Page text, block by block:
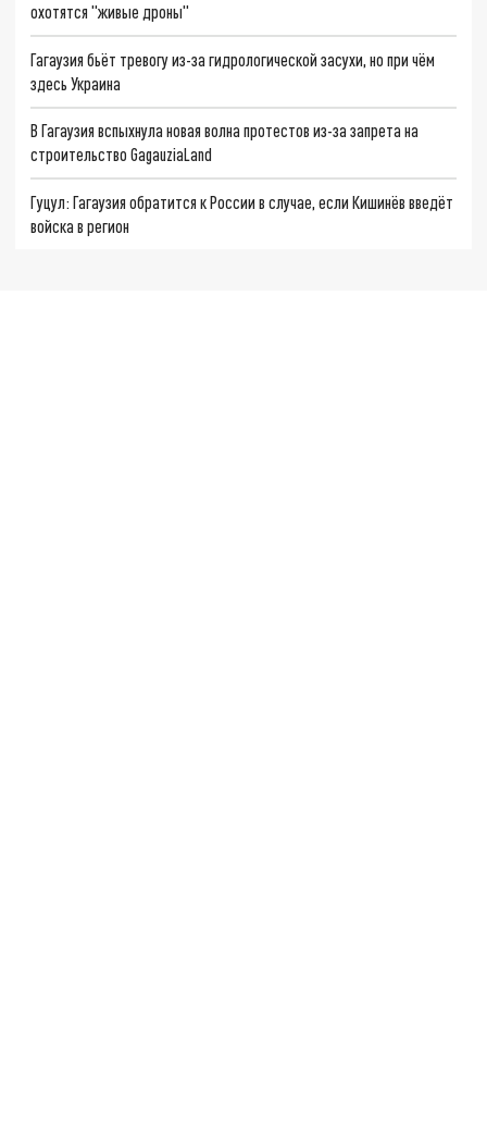
охотятся "живые дроны"
Гагаузия бьёт тревогу из-за гидрологической засухи, но при чём
здесь Украина
В Гагаузия вспыхнула новая волна протестов из-за запрета на
строительство GagauziaLand
Гуцул: Гагаузия обратится к России в случае, если Кишинёв введёт
войска в регион